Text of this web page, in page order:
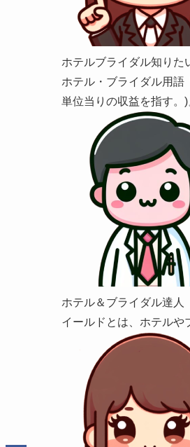
ホテルブライダル知りた
ホテル・ブライダル用語
単位当りの収益を指す。
ホテル＆ブライダル達人
イールドとは、ホテルや